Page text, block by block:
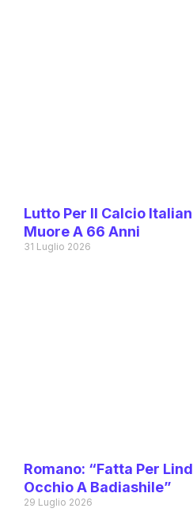
Lutto Per Il Calcio
Muore A 66 Anni
31 Luglio 2026
Romano: “Fatta Per
Occhio A Badiashile”
29 Luglio 2026